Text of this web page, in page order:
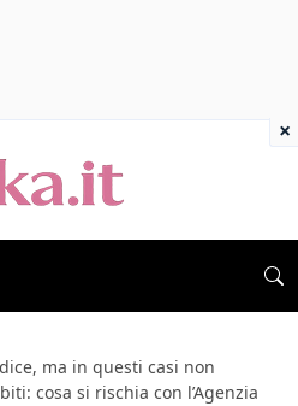
ma in questi casi non
cosa si rischia con l’Agenzia
×